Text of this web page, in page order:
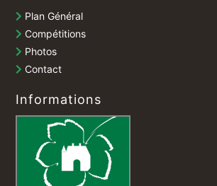
Plan Général
Compétitions
Photos
Contact
Informations